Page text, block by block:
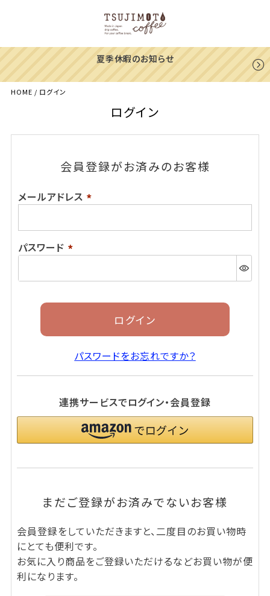
夏季休暇のお知らせ
HOME ログイン
ログイン
会員登録がお済みのお客様
メールアドレス
須)
パスワード
須)
ログイン
パスワードをお忘れですか？
連携サービスでログイン・会員登録
まだご登録がお済みでないお客様
会員登録をしていただきますと、二度目のお買い物時
にとても便利です。
お気に入り商品をご登録いただけるなどお買い物が便
利になります。